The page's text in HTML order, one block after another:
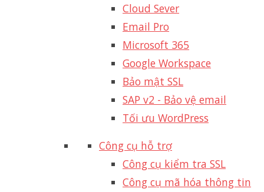
Cloud Sever
Email Pro
Microsoft 365
Google Workspace
Bảo mật SSL
SAP v2 - Bảo vệ email​
Tối ưu WordPress
Công cụ hỗ trợ
Công cụ kiểm tra SSL
Công cụ mã hóa thông tin